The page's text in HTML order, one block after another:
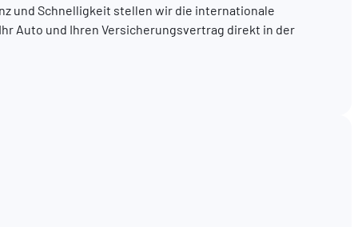
und Schnelligkeit stellen wir die internationale
Auto und Ihren Versicherungsvertrag direkt in der